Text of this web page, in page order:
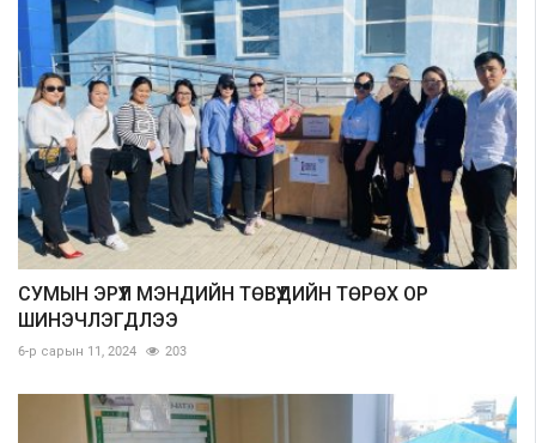
СУМЫН ЭРҮҮЛ МЭНДИЙН ТӨВҮҮДИЙН ТӨРӨХ ОР
ШИНЭЧЛЭГДЛЭЭ
6-р сарын 11, 2024 203